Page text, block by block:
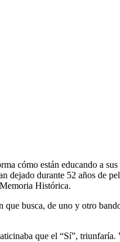
cómo están educando a
dejado durante 52 años de
Histórica.
que busca, de uno y otro
que el “Sí”, triunfaría.